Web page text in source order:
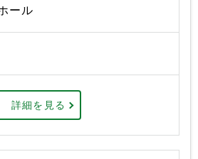
ール
詳細を見る